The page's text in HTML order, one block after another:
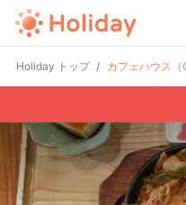
Holiday トップ カフェハウス（